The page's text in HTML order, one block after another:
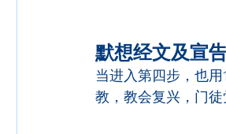
默想经文及宣告
当进入第四步，也用
教，教会复兴，门